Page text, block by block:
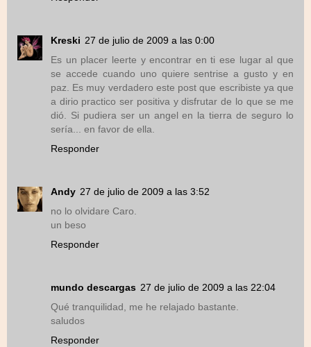
Kreski 27 de julio de 2009 a las 0:00
Es un placer leerte y encontrar en ti ese lugar al que
se accede cuando uno quiere sentrise a gusto y en
paz. Es muy verdadero este post que escribiste ya que
a dirio practico ser positiva y disfrutar de lo que se me
dió. Si pudiera ser un angel en la tierra de seguro lo
sería... en favor de ella.
Responder
Andy 27 de julio de 2009 a las 3:52
no lo olvidare Caro.
un beso
Responder
mundo descargas 27 de julio de 2009 a las 22:04
Qué tranquilidad, me he relajado bastante.
saludos
Responder